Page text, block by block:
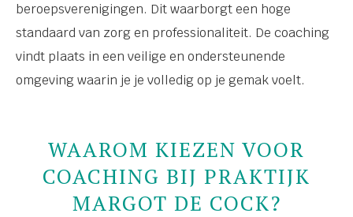
beroepsverenigingen. Dit waarborgt een hoge
standaard van zorg en professionaliteit. De coaching
vindt plaats in een veilige en ondersteunende
omgeving waarin je je volledig op je gemak voelt.
WAAROM KIEZEN VOOR
COACHING BIJ PRAKTIJK
MARGOT DE COCK?